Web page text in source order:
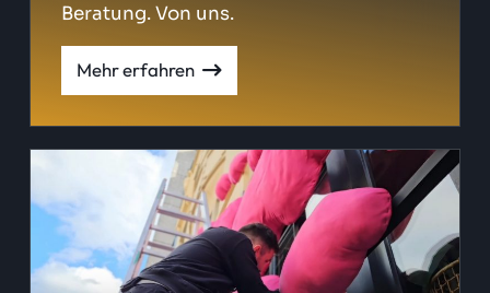
Beratung. Von uns.
Mehr erfahren